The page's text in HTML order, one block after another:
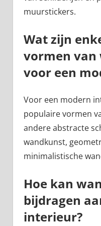
muurstickers.
Wat zijn
vormen van
voor een
Voor een modern
populaire vormen
andere abstracte
wandkunst,
minimalistische
Hoe kan
bijdragen
interieur?